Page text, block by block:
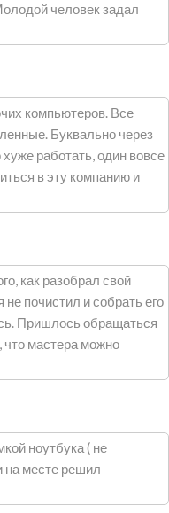
человек задал
компьютеров. Все
Буквально через
работать, один вовсе
в эту компанию и
как разобрал свой
не почистил и собрать его
Пришлось обращаться
что мастера можно
ноутбука ( не
на месте решил